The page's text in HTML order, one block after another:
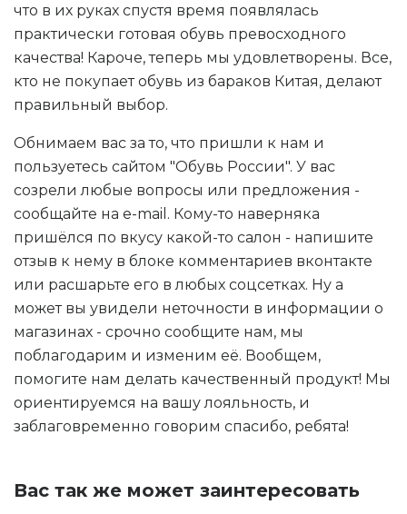
что в их руках спустя время появлялась
практически готовая обувь превосходного
качества! Кароче, теперь мы удовлетворены. Все,
кто не покупает обувь из бараков Китая, делают
правильный выбор.
Обнимаем вас за то, что пришли к нам и
пользуетесь сайтом "Обувь России". У вас
созрели любые вопросы или предложения -
сообщайте на e-mail. Кому-то наверняка
пришёлся по вкусу какой-то салон - напишите
отзыв к нему в блоке комментариев вконтакте
или расшарьте его в любых соцсетках. Ну а
может вы увидели неточности в информации о
магазинах - срочно сообщите нам, мы
поблагодарим и изменим её. Вообщем,
помогите нам делать качественный продукт! Мы
ориентируемся на вашу лояльность, и
заблаговременно говорим спасибо, ребята!
Вас так же может заинтересовать